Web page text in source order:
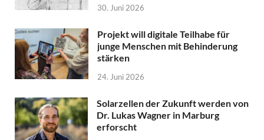
30. Juni 2026
Projekt will digitale Teilhabe für
junge Menschen mit Behinderung
stärken
24. Juni 2026
Solarzellen der Zukunft werden von
Dr. Lukas Wagner in Marburg
erforscht